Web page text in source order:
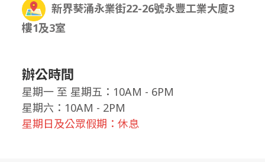
新界葵涌永業街22-26號永豐工業大廈3
樓1及3室
辦公時間
星期一 至 星期五：10AM - 6PM
星期六：10AM - 2PM
星期日及公眾假期：休息